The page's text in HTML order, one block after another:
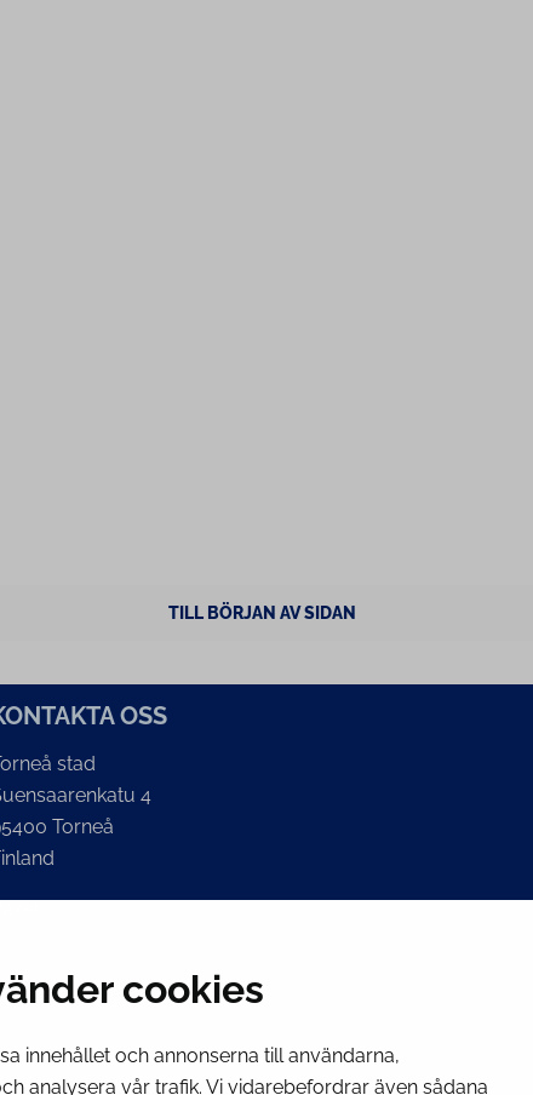
cookies
innehållet och annonserna till användarna,
analysera vår trafik. Vi vidarebefordrar även sådana
TILL BÖRJAN AV SIDAN
OSS
stad
4
Torneå
post